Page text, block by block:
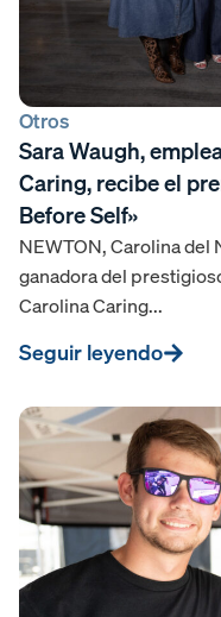
Otros
Sara Waugh,
Caring, recibe el
Before Self»
NEWTON, Carolina
ganadora del
Carolina Caring...
Seguir leyendo